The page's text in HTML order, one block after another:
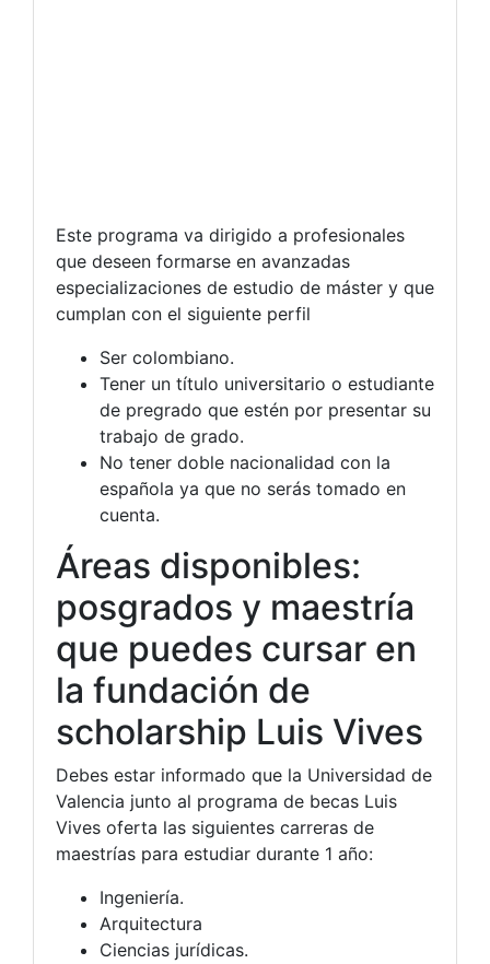
Este programa va dirigido a profesionales
que deseen formarse en avanzadas
especializaciones de estudio de máster y que
cumplan con el siguiente perfil
Ser colombiano.
Tener un título universitario o estudiante
de pregrado que estén por presentar su
trabajo de grado.
No tener doble nacionalidad con la
española ya que no serás tomado en
cuenta.
Áreas disponibles:
posgrados y maestría
que puedes cursar en
la fundación de
scholarship Luis Vives
Debes estar informado que la Universidad de
Valencia junto al programa de becas Luis
Vives oferta las siguientes carreras de
maestrías para estudiar durante 1 año:
Ingeniería.
Arquitectura
Ciencias jurídicas.